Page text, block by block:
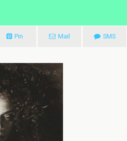
Pin Mail SMS